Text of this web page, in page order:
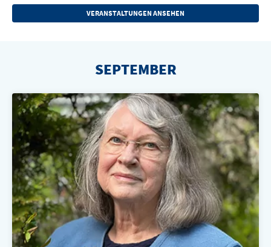
VERANSTALTUNGEN ANSEHEN
SEPTEMBER